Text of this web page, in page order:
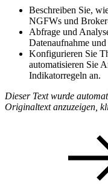
Beschreiben Sie,
NGFWs und
Abfrage und
Datenaufnahme
Konfigurieren Sie
automatisieren Sie
Indikatorregeln an.
Dieser Text wurde
Originaltext anzuzeigen,